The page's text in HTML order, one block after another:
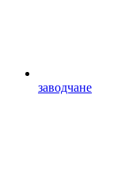
заводчане